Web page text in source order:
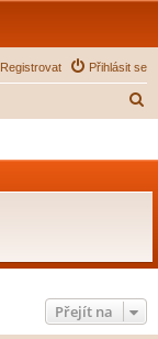
Přihlásit se
Registrovat
Přejít na